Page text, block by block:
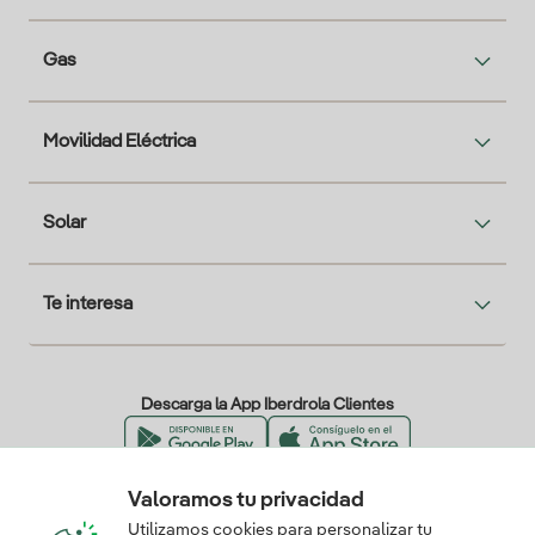
Gas
Movilidad Eléctrica
Solar
Te interesa
Descarga la App Iberdrola Clientes
Nuestros certificados de confianza
Valoramos tu privacidad
Utilizamos cookies para personalizar tu